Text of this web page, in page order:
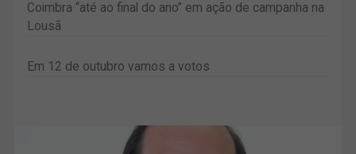
Coimbra “até ao final do ano” em ação de campanha na
Lousã
Em 12 de outubro vamos a votos